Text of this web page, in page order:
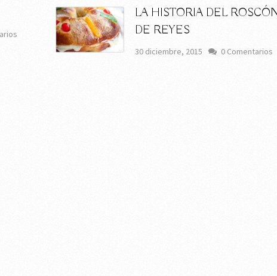
LA HISTORIA DEL
DE REYES
30 diciembre, 2015 0 Comentarios